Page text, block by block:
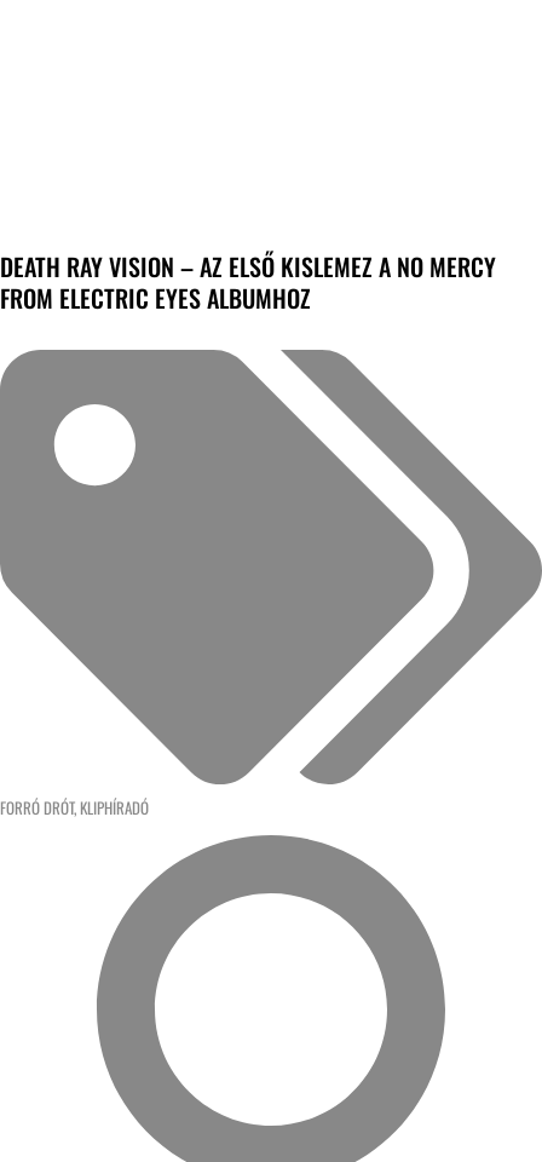
DEATH RAY VISION – AZ ELSŐ KISLEMEZ A NO MERCY
FROM ELECTRIC EYES ALBUMHOZ
FORRÓ DRÓT, KLIPHÍRADÓ